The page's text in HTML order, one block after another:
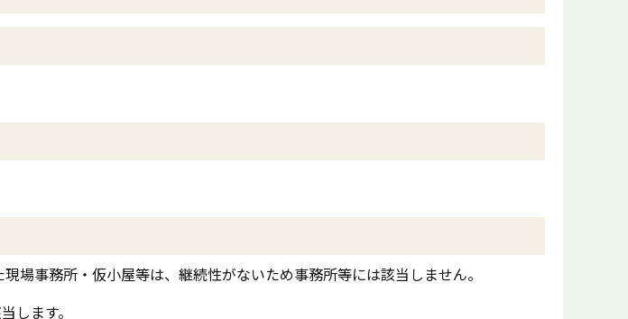
場事務所・仮小屋等は、継続性がないため事務所等には該当しません。
します。